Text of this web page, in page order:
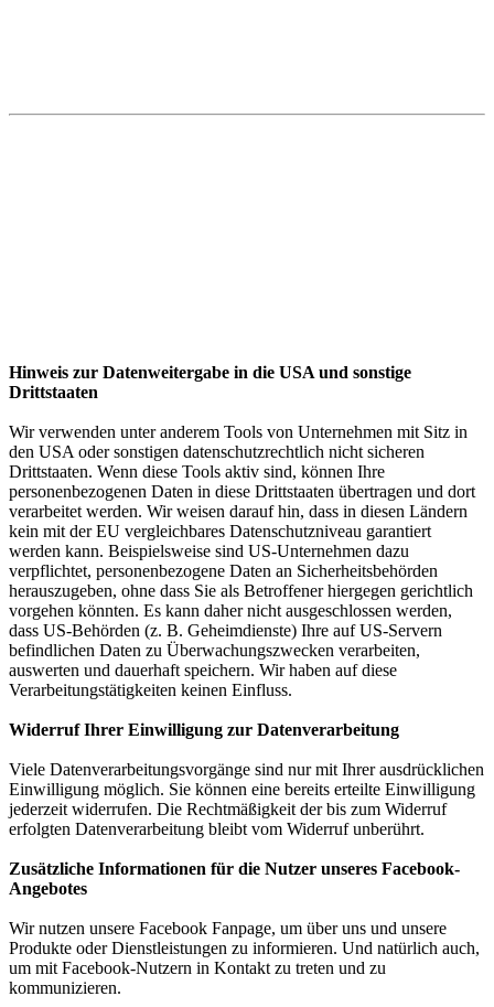
Hinweis zur Datenweitergabe in die USA und sonstige
Drittstaaten
Wir verwenden unter anderem Tools von Unternehmen mit Sitz in
den USA oder sonstigen datenschutzrechtlich nicht sicheren
Drittstaaten. Wenn diese Tools aktiv sind, können Ihre
personenbezogenen Daten in diese Drittstaaten übertragen und dort
verarbeitet werden. Wir weisen darauf hin, dass in diesen Ländern
kein mit der EU vergleichbares Datenschutzniveau garantiert
werden kann. Beispielsweise sind US-Unternehmen dazu
verpflichtet, personenbezogene Daten an Sicherheitsbehörden
herauszugeben, ohne dass Sie als Betroffener hiergegen gerichtlich
vorgehen könnten. Es kann daher nicht ausgeschlossen werden,
dass US-Behörden (z. B. Geheimdienste) Ihre auf US-Servern
befindlichen Daten zu Überwachungszwecken verarbeiten,
auswerten und dauerhaft speichern. Wir haben auf diese
Verarbeitungstätigkeiten keinen Einfluss.
Widerruf Ihrer Einwilligung zur Datenverarbeitung
Viele Datenverarbeitungsvorgänge sind nur mit Ihrer ausdrücklichen
Einwilligung möglich. Sie können eine bereits erteilte Einwilligung
jederzeit widerrufen. Die Rechtmäßigkeit der bis zum Widerruf
erfolgten Datenverarbeitung bleibt vom Widerruf unberührt.
Zusätzliche Informationen für die Nutzer unseres Facebook-
Angebotes
Wir nutzen unsere Facebook Fanpage, um über uns und unsere
Produkte oder Dienstleistungen zu informieren. Und natürlich auch,
um mit Facebook-Nutzern in Kontakt zu treten und zu
kommunizieren.